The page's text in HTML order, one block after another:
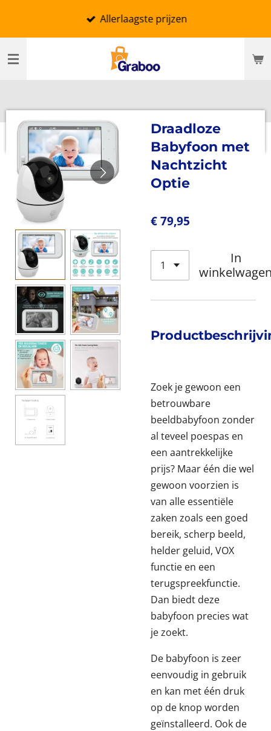
de
hoofdinhoud
Allerlaagste prijzen
Draadloze
Babyfoon met
Nachtzicht
Optie
€ 79,95
In
Zoek je gewoon een
betrouwbare
beeldbabyfoon zonder
al teveel poespas en
een aantrekkelijke
prijs? Maar één die wel
gewoon voorzien is
van alle essentiële
zaken zoals een goed
bereik, scherp beeld,
helder geluid, VOX
functie en een
terugspreekfunctie.
Dan biedt deze
babyfoon precies wat
je zoekt.
De babyfoon is zeer
eenvoudig in gebruik
en kan met één druk
op de knop worden
geïnstalleerd. Ook de